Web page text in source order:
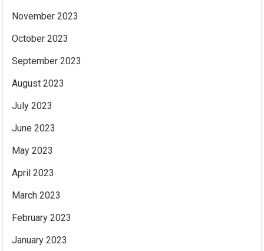
November 2023
October 2023
September 2023
August 2023
July 2023
June 2023
May 2023
April 2023
March 2023
February 2023
January 2023